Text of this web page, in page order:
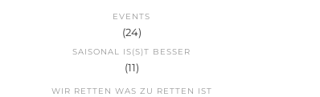
EVENTS
(24)
SAISONAL IS(S)T BESSER
(11)
WIR RETTEN WAS ZU RETTEN IST